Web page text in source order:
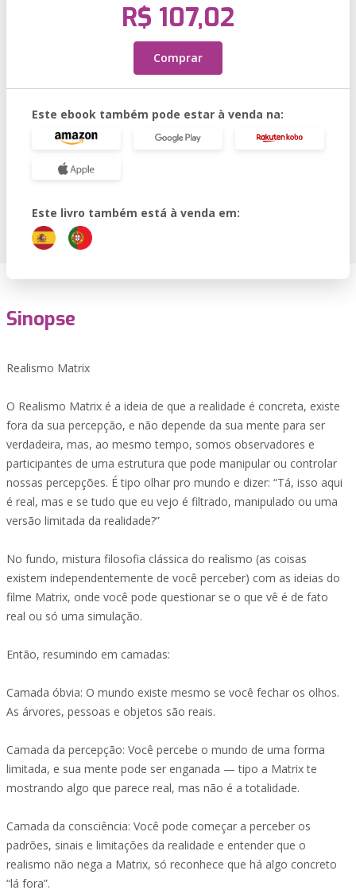
R$ 107,02
Comprar
Este ebook também pode estar à venda na:
Este livro também está à venda em:
Sinopse
Realismo Matrix
O Realismo Matrix é a ideia de que a realidade é concreta, existe
fora da sua percepção, e não depende da sua mente para ser
verdadeira, mas, ao mesmo tempo, somos observadores e
participantes de uma estrutura que pode manipular ou controlar
nossas percepções. É tipo olhar pro mundo e dizer: “Tá, isso aqui
é real, mas e se tudo que eu vejo é filtrado, manipulado ou uma
versão limitada da realidade?”
No fundo, mistura filosofia clássica do realismo (as coisas
existem independentemente de você perceber) com as ideias do
filme Matrix, onde você pode questionar se o que vê é de fato
real ou só uma simulação.
Então, resumindo em camadas:
Camada óbvia: O mundo existe mesmo se você fechar os olhos.
As árvores, pessoas e objetos são reais.
Camada da percepção: Você percebe o mundo de uma forma
limitada, e sua mente pode ser enganada — tipo a Matrix te
mostrando algo que parece real, mas não é a totalidade.
Camada da consciência: Você pode começar a perceber os
padrões, sinais e limitações da realidade e entender que o
realismo não nega a Matrix, só reconhece que há algo concreto
“lá fora”.